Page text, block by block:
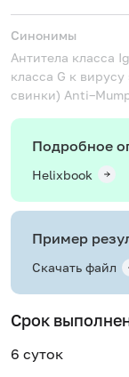
Синонимы
Антитела класса
класса G к
свинки)
Подробное
Helixbook
Пример
Скачать файл
Срок
6 суток